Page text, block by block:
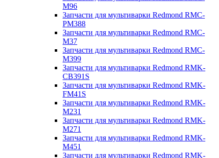
M96
Запчасти для мультиварки Redmond RMC-
PM388
Запчасти для мультиварки Redmond RMC-
M37
Запчасти для мультиварки Redmond RMC-
M399
Запчасти для мультиварки Redmond RMK-
CB391S
Запчасти для мультиварки Redmond RMK-
FM41S
Запчасти для мультиварки Redmond RMK-
M231
Запчасти для мультиварки Redmond RMK-
M271
Запчасти для мультиварки Redmond RMK-
M451
Запчасти для мультиварки Redmond RMK-